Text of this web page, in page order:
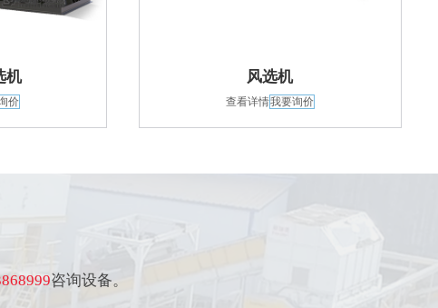
机
价
风选机
查看详情我要询价
咨询设备。